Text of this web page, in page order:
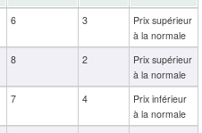
6 3
Prix supérieur
à la normale
8 2
Prix supérieur
à la normale
7 4
Prix inférieur
à la normale